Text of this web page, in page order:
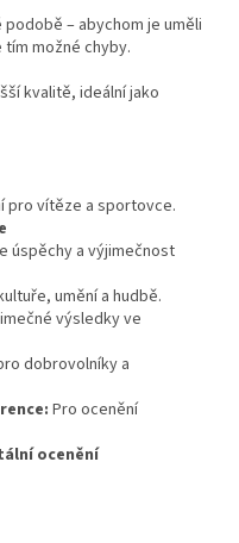
– abychom je uměli
možné chyby.
kvalitě, ideální jako
pro vítěze a sportovce.
úspěchy a výjimečnost
umění a hudbě.
výsledky ve
dobrovolníky a
Pro ocenění
ocenění